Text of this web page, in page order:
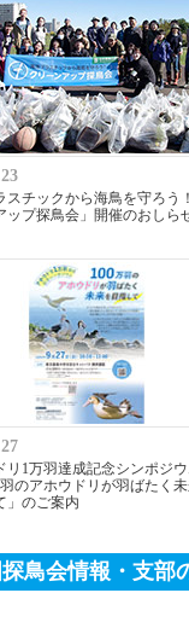
スチックから海鳥を守ろう
ップ探鳥会」開催のおしら
リ1万羽達成記念シンポジ
羽のアホウドリが羽ばたく
」のご案内
鳥会情報・支部